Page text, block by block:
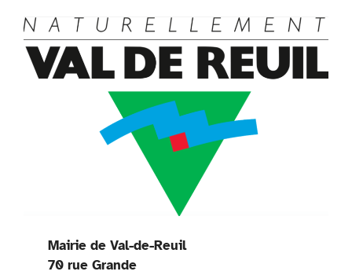
Mairie de Val-de-Reuil
70 rue Grande